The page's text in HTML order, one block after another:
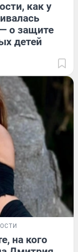
как у
о защите
детей
на кого